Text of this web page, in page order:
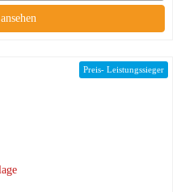
ansehen
Preis- Leistungssieger